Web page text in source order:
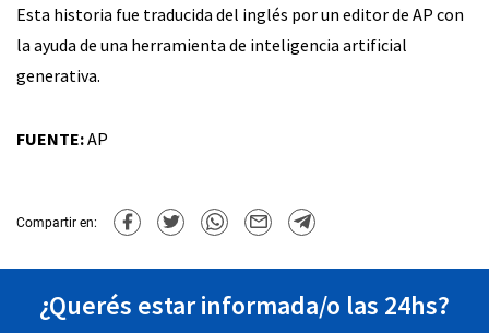
Esta historia fue traducida del inglés por un editor de AP con
la ayuda de una herramienta de inteligencia artificial
generativa.
FUENTE:AP
Compartir en:
¿Querés estar informada/o las 24hs?